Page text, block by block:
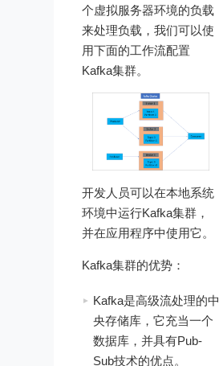
个虚拟服务器环境的负载
来处理负载，我们可以使
用下面的工作流配置
Kafka集群。
开发人员可以在本地系统
环境中运行Kafka集群，
并在应用程序中使用它。
Kafka集群的优势：
Kafka是高级流处理的中
央存储库，它充当一个
数据库，并具有Pub-
Sub技术的优点。